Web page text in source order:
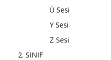
Ü Sesi
Y Sesi
Z Sesi
2. SINIF